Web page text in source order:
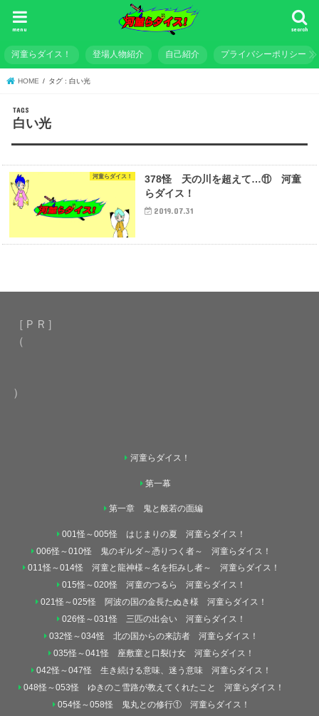
search
menu
河童らダイス！ 登場人物紹介 自己紹介 プライバシーポリシー
HOME タグ : 白い光
白い光
河童らダイス！
378怪 天の川を超えて…⑪ 河童
らダイス！
2019.07.31
［ＰＲ］
（
）
河童らダイス！
第一幕
第一章 鬼と般若の面編
001怪～005怪 はじまりの夏 河童らダイス！
006怪～010怪 鬼のギルダ～憑りつく者～ 河童らダイス！
011怪～014怪 河童と龍神様～名を拒みし者～ 河童らダイス！
015怪～020怪 河童のつるら 河童らダイス！
021怪～025怪 阿波の国の金長たぬき様 河童らダイス！
026怪～031怪 三匹の出会い 河童らダイス！
032怪～034怪 北の国からの来訪者 河童らダイス！
035怪～041怪 座敷童と口裂け女 河童らダイス！
042怪～047怪 生き続ける意味、迷う意味 河童らダイス！
048怪～053怪 ゆきのこ雪路が教えてくれたこと 河童らダイス！
054怪～058怪 鬼丸との修行① 河童らダイス！